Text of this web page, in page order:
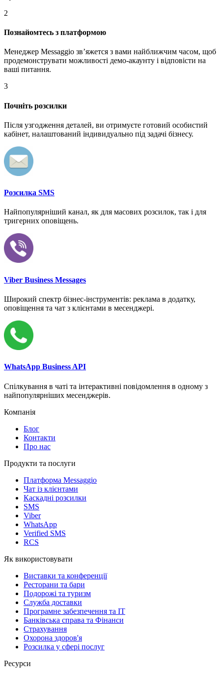
2
Познайомтесь з платформою
Менеджер Messaggio звʼяжется з вами найближчим часом, щоб
продемонструвати можливості демо-акаунту і відповісти на
ваші питання.
3
Почніть розсилки
Після узгодження деталей, ви отримуєте готовий особистий
кабінет, налаштований індивидуально під задачі бізнесу.
Розсилка SMS
Найпопулярніший канал, як для масових розсилок, так і для
тригерних оповіщень.
Viber Business Messages
Широкий спектр бізнес-інструментів: реклама в додатку,
оповіщення та чат з клієнтами в месенджері.
WhatsApp Business API
Спілкування в чаті та інтерактивні повідомлення в одному з
найпопулярніших месенджерів.
Компанія
Блог
Контакти
Про нас
Продукти та послуги
Платформа Messaggio
Чат із клієнтами
Каскадні розсилки
SMS
Viber
WhatsApp
Verified SMS
RCS
Як використовувати
Виставки та конференції
Ресторани та бари
Подорожі та туризм
Служба доставки
Програмне забезпечення та IT
Банківська справа та Фінанси
Страхування
Охорона здоров'я
Розсилка у сфері послуг
Ресурси